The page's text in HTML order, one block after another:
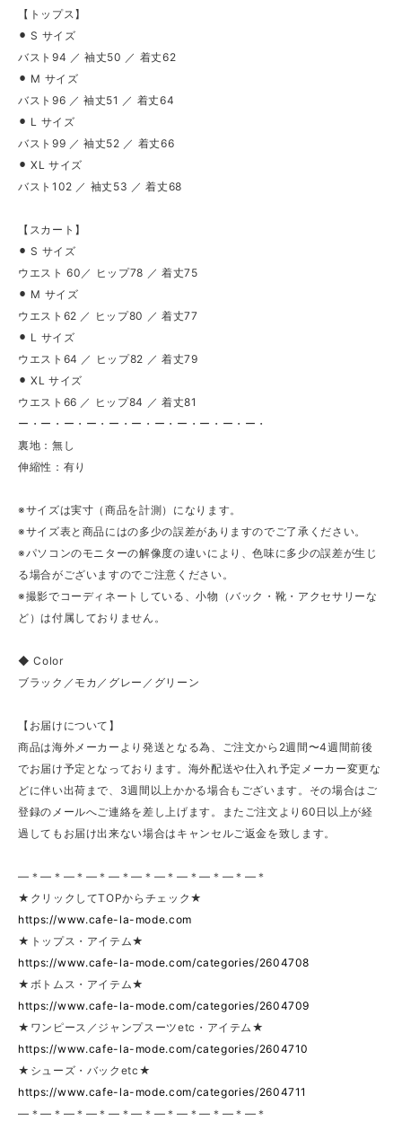
【トップス】
⚫︎ S サイズ
バスト94 ／ 袖丈50 ／ 着丈62
⚫︎ M サイズ
バスト96 ／ 袖丈51 ／ 着丈64
⚫︎ L サイズ
バスト99 ／ 袖丈52 ／ 着丈66
⚫︎ XL サイズ
バスト102 ／ 袖丈53 ／ 着丈68
【スカート】
⚫︎ S サイズ
ウエスト 60／ ヒップ78 ／ 着丈75
⚫︎ M サイズ
ウエスト62 ／ ヒップ80 ／ 着丈77
⚫︎ L サイズ
ウエスト64 ／ ヒップ82 ／ 着丈79
⚫︎ XL サイズ
ウエスト66 ／ ヒップ84 ／ 着丈81
ー・ー・ー・ー・ー・ー・ー・ー・ー・ー・ー・
裏地：無し
伸縮性：有り
※サイズは実寸（商品を計測）になります。
※サイズ表と商品にはの多少の誤差がありますのでご了承ください。
※パソコンのモニターの解像度の違いにより、色味に多少の誤差が生じ
る場合がございますのでご注意ください。
※撮影でコーディネートしている、小物（バック・靴・アクセサリーな
ど）は付属しておりません。
◆ Color
ブラック／モカ／グレー／グリーン
【お届けについて】
商品は海外メーカーより発送となる為、ご注文から2週間〜4週間前後
でお届け予定となっております。海外配送や仕入れ予定メーカー変更な
どに伴い出荷まで、3週間以上かかる場合もございます。その場合はご
登録のメールへご連絡を差し上げます。またご注文より60日以上が経
過してもお届け出来ない場合はキャンセルご返金を致します。
—＊—＊—＊—＊—＊—＊—＊—＊—＊—＊—＊
★クリックしてTOPからチェック★
https://www.cafe-la-mode.com
★トップス・アイテム★
https://www.cafe-la-mode.com/categories/2604708
★ボトムス・アイテム★
https://www.cafe-la-mode.com/categories/2604709
★ワンピース／ジャンプスーツetc・アイテム★
https://www.cafe-la-mode.com/categories/2604710
★シューズ・バックetc★
https://www.cafe-la-mode.com/categories/2604711
—＊—＊—＊—＊—＊—＊—＊—＊—＊—＊—＊